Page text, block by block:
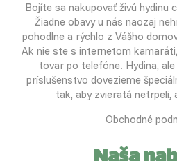
Bojíte sa nakupovať živú hydinu
Žiadne obavy u nás naozaj
pohodlne a rýchlo z Vášho
Ak nie ste s internetom
tovar po telefóne. Hydina,
príslušenstvo dovezieme
tak, aby zvieratá netrpeli,
Obchodné